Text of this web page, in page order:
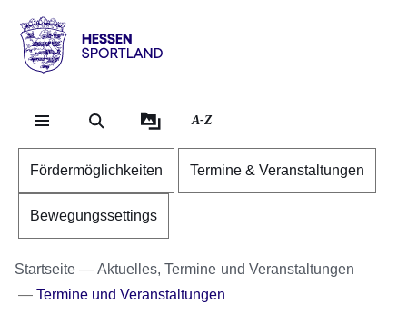
Hessen
Sportland
A-Z
Fördermöglichkeiten Termine & Veranstaltungen
Bewegungssettings
Startseite
Aktuelles, Termine und Veranstaltungen
Termine und Veranstaltungen